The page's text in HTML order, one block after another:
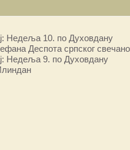
Недеља 10. по Духовдану
Деспота српског
Недеља 9. по Духовдану